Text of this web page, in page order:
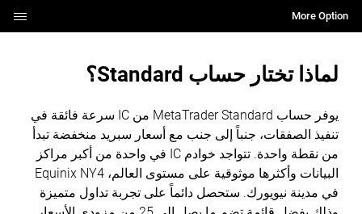
More Option
يوفر ‏حساب ‏MetaTrader Standard‏ من ‏IC‏ ‏سرعة فائقة في
تنفيذ الصفقات، جنباً إلى جنب مع ‏أسعار سبريد منخفضة تبدأ
من نقطة واحدة. تتواجد ‏خوادم ‏IC‏ في واحدة من أكبر مراكز
في مدينة نيويورك. ستحصل دائماً على ‏تجربة تداول متميزة